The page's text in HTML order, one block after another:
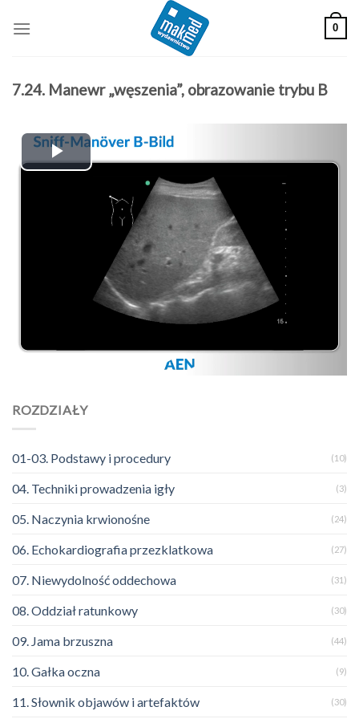
0
7.24. Manewr „węszenia”, obrazowanie trybu B
Play
Video
ROZDZIAŁY
01-03. Podstawy i procedury (10)
04. Techniki prowadzenia igły (3)
05. Naczynia krwionośne (24)
06. Echokardiografia przezklatkowa (27)
07. Niewydolność oddechowa (31)
08. Oddział ratunkowy (30)
09. Jama brzuszna (44)
10. Gałka oczna (9)
11. Słownik objawów i artefaktów (30)